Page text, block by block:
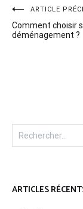
de
ARTICLE
Comment choisir
déménagement ?
Rechercher :
ARTICLES